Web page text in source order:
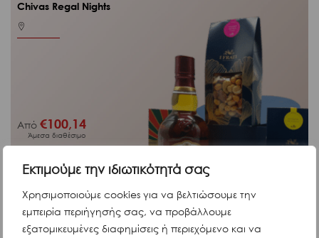
Εκτιμούμε την ιδιωτικότητά σας
Χρησιμοποιούμε cookies για να βελτιώσουμε την
εμπειρία περιήγησής σας, να προβάλλουμε
εξατομικευμένες διαφημίσεις ή περιεχόμενο και να
Κωδ. G5114
ΔΕΣ ΠΕΡΙΣΣΟΤΕΡΑ
Chivas Regal Nights
Από€100,14
Άμεσα διαθέσιμο